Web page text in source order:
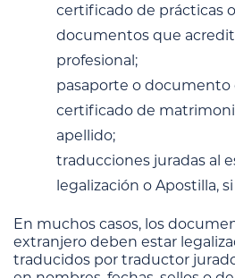
certificado de prácticas
documentos que
profesional;
pasaporte o
certificado de
apellido;
traducciones juradas al
legalización o Apostilla,
En muchos casos, los
extranjero deben estar
traducidos por traductor